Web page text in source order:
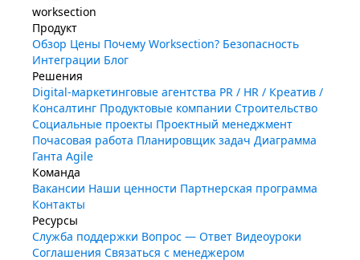
worksection
Продукт
Обзор Цены Почему Worksection? Безопасность
Интеграции Блог
Решения
Digital-маркетинговые агентства PR / HR / Креатив /
Консалтинг Продуктовые компании Строительство
Социальные проекты Проектный менеджмент
Почасовая работа Планировщик задач Диаграмма
Ганта Agile
Команда
Вакансии Наши ценности Партнерская программа
Контакты
Ресурсы
Служба поддержки Вопрос — Ответ Видеоуроки
Соглашения Связаться с менеджером